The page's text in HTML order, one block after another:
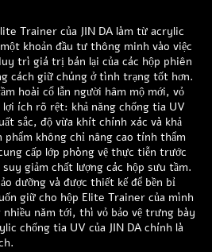
Trainer của JIN DA làm từ acrylic
khoản đầu tư thông minh vào việc
trì giá trị bán lại của các hộp phiên
cách giữ chúng ở tình trạng tốt hơn.
hoài cổ lẫn người hâm mộ mới, vỏ
lợi ích rõ rệt: khả năng chống tia UV
sắc, độ vừa khít chính xác và khả
phẩm không chỉ nâng cao tính thẩm
cấp lớp phòng vệ thực tiễn trước
giảm chất lượng các hộp sưu tầm.
dưỡng và được thiết kế để bền bỉ
giữ cho hộp Elite Trainer của mình
năm tới, thì vỏ bảo vệ trưng bày
chống tia UV của JIN DA chính là